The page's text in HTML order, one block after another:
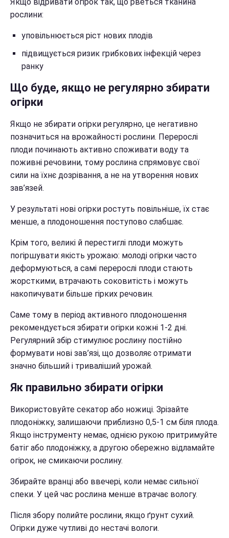
Якщо відривати огірок так, що рветься тканина
рослини:
уповільнюється ріст нових плодів
підвищується ризик грибкових інфекцій через
ранку
Що буде, якщо не регулярно збирати
огірки
Якщо не збирати огірки регулярно, це негативно
позначиться на врожайності рослини. Перерослі
плоди починають активно споживати воду та
поживні речовини, тому рослина спрямовує свої
сили на їхнє дозрівання, а не на утворення нових
зав’язей.
У результаті нові огірки ростуть повільніше, їх стає
менше, а плодоношення поступово слабшає.
Крім того, великі й перестиглі плоди можуть
погіршувати якість урожаю: молоді огірки часто
деформуються, а самі перерослі плоди стають
жорсткими, втрачають соковитість і можуть
накопичувати більше гірких речовин.
Саме тому в період активного плодоношення
рекомендується збирати огірки кожні 1-2 дні.
Регулярний збір стимулює рослину постійно
формувати нові зав’язі, що дозволяє отримати
значно більший і триваліший урожай.
Як правильно збирати огірки
Використовуйте секатор або ножиці. Зрізайте
плодоніжку, залишаючи приблизно 0,5-1 см біля плода.
Якщо інструменту немає, однією рукою притримуйте
батіг або плодоніжку, а другою обережно відламайте
огірок, не смикаючи рослину.
Збирайте вранці або ввечері, коли немає сильної
спеки. У цей час рослина менше втрачає вологу.
Після збору полийте рослини, якщо ґрунт сухий.
Огірки дуже чутливі до нестачі вологи.